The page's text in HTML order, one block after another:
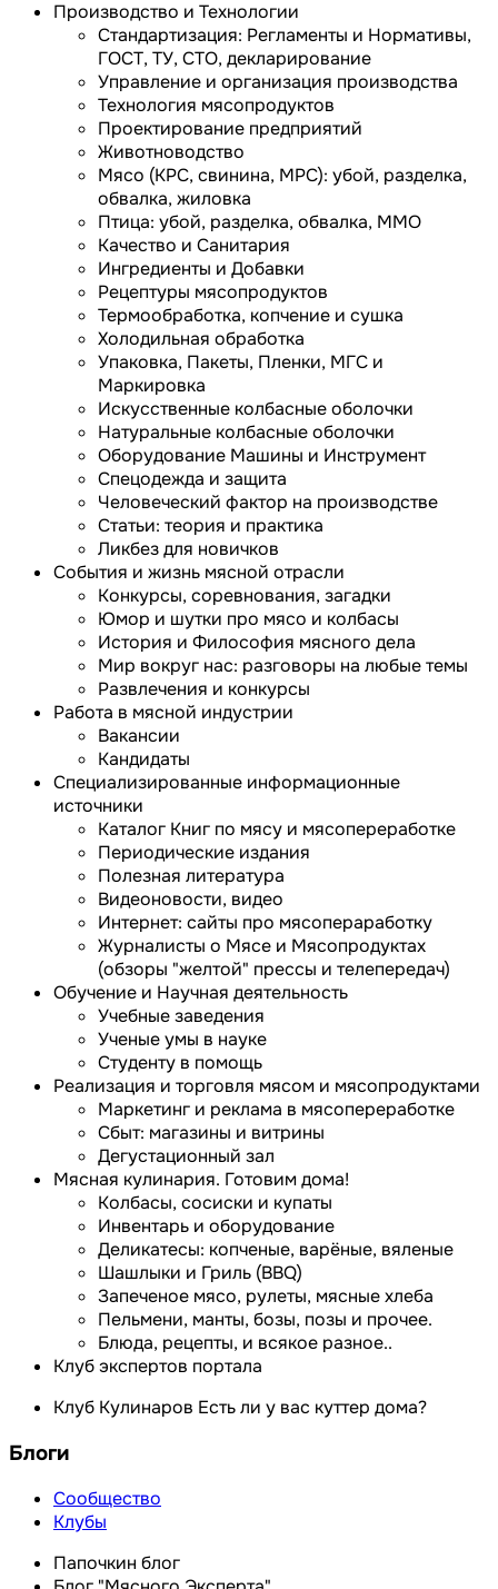
Производство и Технологии
Стандартизация: Регламенты и Нормативы,
ГОСТ, ТУ, СТО, декларирование
Управление и организация производства
Технология мясопродуктов
Проектирование предприятий
Животноводство
Мясо (КРС, свинина, МРС): убой, разделка,
обвалка, жиловка
Птица: убой, разделка, обвалка, ММО
Качество и Санитария
Ингредиенты и Добавки
Рецептуры мясопродуктов
Термообработка, копчение и сушка
Холодильная обработка
Упаковка, Пакеты, Пленки, МГС и
Маркировка
Искусственные колбасные оболочки
Натуральные колбасные оболочки
Оборудование Машины и Инструмент
Спецодежда и защита
Человеческий фактор на производстве
Статьи: теория и практика
Ликбез для новичков
События и жизнь мясной отрасли
Конкурсы, соревнования, загадки
Юмор и шутки про мясо и колбасы
История и Философия мясного дела
Мир вокруг нас: разговоры на любые темы
Развлечения и конкурсы
Работа в мясной индустрии
Вакансии
Кандидаты
Специализированные информационные
источники
Каталог Книг по мясу и мясопереработке
Периодические издания
Полезная литература
Видеоновости, видео
Интернет: сайты про мясопераработку
Журналисты о Мясе и Мясопродуктах
(обзоры "желтой" прессы и телепередач)
Обучение и Научная деятельность
Учебные заведения
Ученые умы в науке
Студенту в помощь
Реализация и торговля мясом и мясопродуктами
Маркетинг и реклама в мясопереработке
Сбыт: магазины и витрины
Дегустационный зал
Мясная кулинария. Готовим дома!
Колбасы, сосиски и купаты
Инвентарь и оборудование
Деликатесы: копченые, варёные, вяленые
Шашлыки и Гриль (BBQ)
Запеченое мясо, рулеты, мясные хлеба
Пельмени, манты, бозы, позы и прочее.
Блюда, рецепты, и всякое разное..
Клуб экспертов портала
Клуб Кулинаров Есть ли у вас куттер дома?
Блоги
Сообщество
Клубы
Папочкин блог